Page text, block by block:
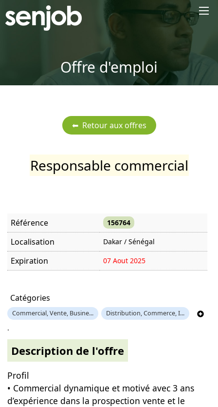
Offre d'emploi
Responsable commercial
Référence 156764
Localisation Dakar / Sénégal
Expiration 07 Aout 2025
Catégories
Commercial, Vente, Busine... Distribution, Commerce, I...
.
Description de l'offre
Profil
• Commercial dynamique et motivé avec 3 ans
d’expérience dans la prospection vente et le